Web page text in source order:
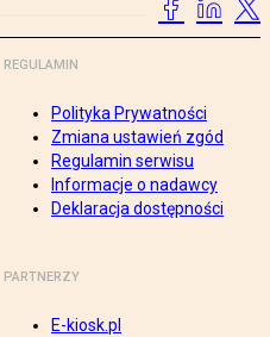
REGULAMIN
Polityka Prywatności
Zmiana ustawień zgód
Regulamin serwisu
Informacje o nadawcy
Deklaracja dostępności
PARTNERZY
E-kiosk.pl